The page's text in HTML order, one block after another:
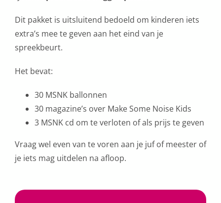
Dit pakket is uitsluitend bedoeld om kinderen iets
extra’s mee te geven aan het eind van je
spreekbeurt.
Het bevat:
30 MSNK ballonnen
30 magazine’s over Make Some Noise Kids
3 MSNK cd om te verloten of als prijs te geven
Vraag wel even van te voren aan je juf of meester of
je iets mag uitdelen na afloop.